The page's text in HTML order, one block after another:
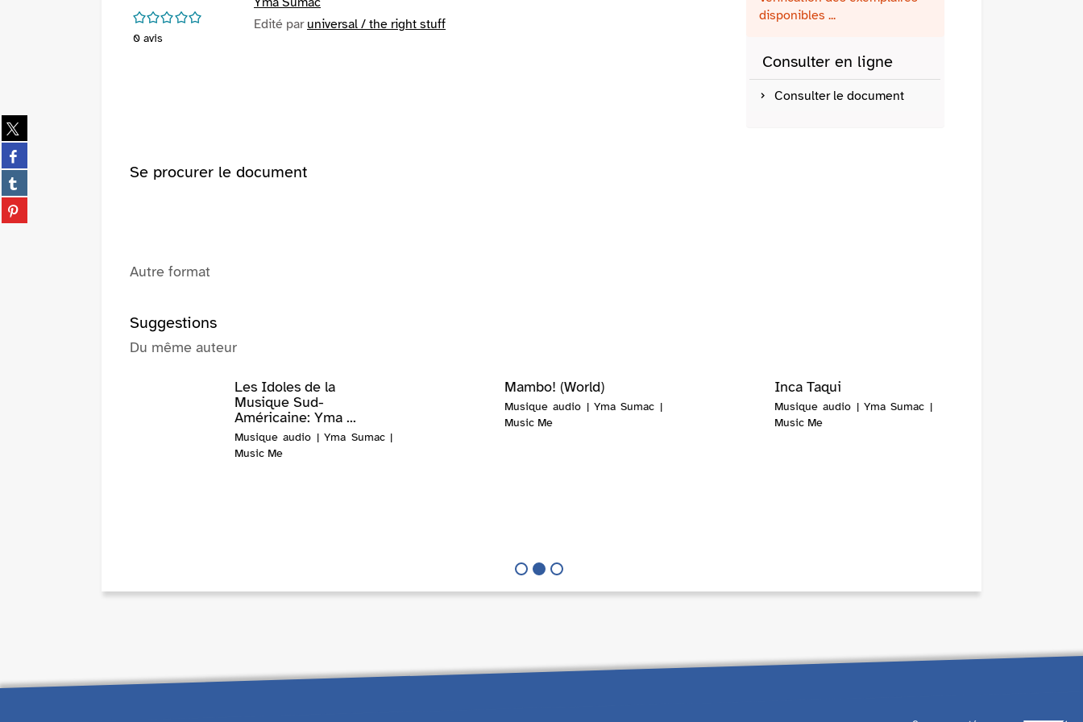
Partager
sur
twitter
(Nouvelle
fenêtre)
Partager
sur
facebook
(Nouvelle
fenêtre)
Partager
sur
tumblr
Partager
sur
/5
0 avis
Edité par universal / the right stuff
disponibles ...
Consulter en ligne
Consulter le document
Se procurer le document
Autre format
Suggestions
Du même auteur
Mambo! (World)
Musique audio | Yma Sumac |
Music Me
Inca Taqui
Musique audio | Yma Sumac |
Music Me
Les Idoles de la
Musique Sud-
Américaine: Yma ...
Musique audio | Yma Sumac |
Music Me